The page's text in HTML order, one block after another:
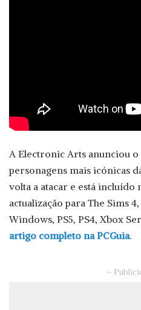
A Electronic Arts anunciou o
personagens mais icónicas
volta a atacar e está incluído
actualização para The Sims
Windows, PS5, PS4, Xbox
artigo completo na PCGuia.
–